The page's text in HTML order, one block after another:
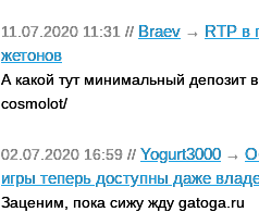
11.07.2020 11:31 // Braev → RTP в
жетонов
А какой тут минимальный депозит
cosmolot/
02.07.2020 16:59 // Yogurt3000 →
игры теперь доступны даже
Заценим, пока сижу жду gatoga.ru